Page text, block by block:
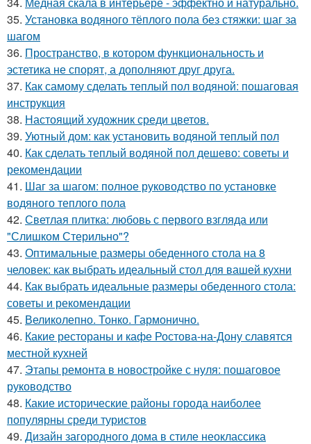
35. Установка водяного тёплого пола без стяжки: шаг за
шагом
36. Пространство, в котором функциональность и
эстетика не спорят, а дополняют друг друга.
37. Как самому сделать теплый пол водяной: пошаговая
инструкция
38. Настоящий художник среди цветов.
39. Уютный дом: как установить водяной теплый пол
40. Как сделать теплый водяной пол дешево: советы и
рекомендации
41. Шаг за шагом: полное руководство по установке
водяного теплого пола
42. Светлая плитка: любовь с первого взгляда или
"Слишком Стерильно"?
43. Оптимальные размеры обеденного стола на 8
человек: как выбрать идеальный стол для вашей кухни
44. Как выбрать идеальные размеры обеденного стола:
советы и рекомендации
45. Великолепно. Тонко. Гармонично.
46. Какие рестораны и кафе Ростова-на-Дону славятся
местной кухней
47. Этапы ремонта в новостройке с нуля: пошаговое
руководство
48. Какие исторические районы города наиболее
популярны среди туристов
49. Дизайн загородного дома в стиле неоклассика